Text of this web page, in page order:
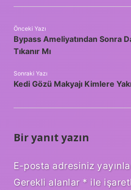
Önceki Yazı
Bypass Ameliyatından Sonra
Tıkanır Mı
Sonraki Yazı
Kedi Gözü Makyajı Kimlere
Bir yanıt yazın
E-posta adresiniz
Gerekli alanlar * ile